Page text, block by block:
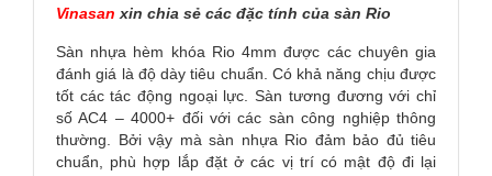
Vinasan xin chia sẻ các đặc tính của sàn Rio
Sàn nhựa hèm khóa Rio 4mm được các chuyên gia
đánh giá là độ dày tiêu chuẩn. Có khả năng chịu được
tốt các tác động ngoại lực. Sàn tương đương với chỉ
số AC4 – 4000+ đối với các sàn công nghiệp thông
thường. Bởi vậy mà sàn nhựa Rio đảm bảo đủ tiêu
chuẩn, phù hợp lắp đặt ở các vị trí có mật độ đi lại